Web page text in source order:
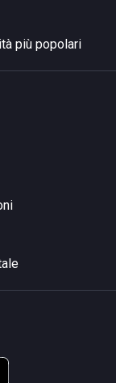
più popolari